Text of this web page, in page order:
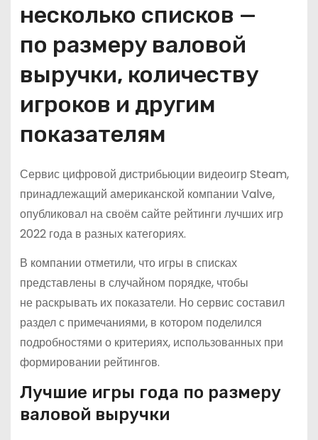
несколько списков —
по размеру валовой
выручки, количеству
игроков и другим
показателям
Сервис цифровой дистрибьюции видеоигр Steam,
принадлежащий американской компании Valve,
опубликовал на своём сайте рейтинги лучших игр
2022 года в разных категориях.
В компании отметили, что игры в списках
представлены в случайном порядке, чтобы
не раскрывать их показатели. Но сервис составил
раздел с примечаниями, в котором поделился
подробностями о критериях, использованных при
формировании рейтингов.
Лучшие игры года по размеру
валовой выручки